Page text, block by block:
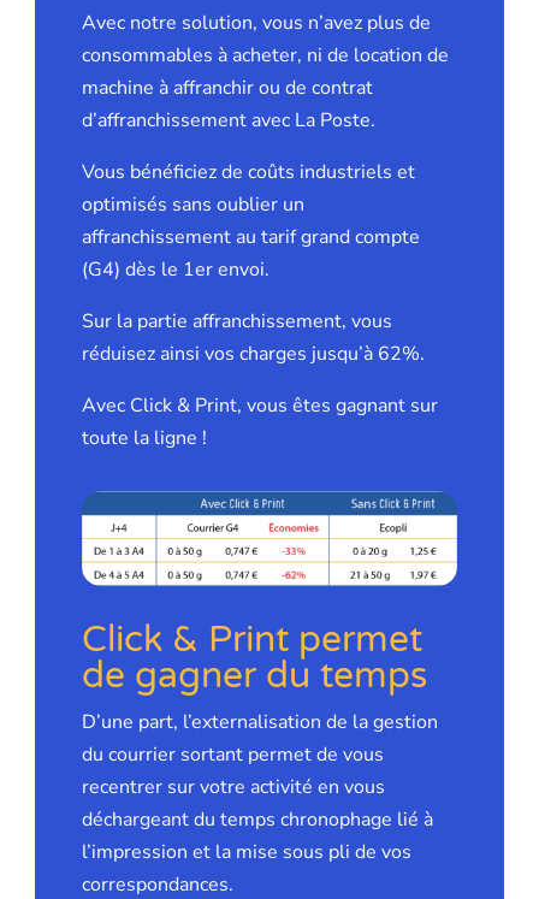
Avec notre solution, vous n’avez plus de
consommables à acheter, ni de location de
machine à affranchir ou de contrat
d’affranchissement avec La Poste.
Vous bénéficiez de coûts industriels et
optimisés sans oublier un
affranchissement au tarif grand compte
(G4) dès le 1er envoi.
Sur la partie affranchissement, vous
réduisez ainsi vos charges jusqu’à 62%.
Avec Click & Print, vous êtes gagnant sur
toute la ligne !
Click & Print permet
de gagner du temps
D’une part, l’externalisation de la gestion
du courrier sortant permet de vous
recentrer sur votre activité en vous
déchargeant du temps chronophage lié à
l’impression et la mise sous pli de vos
correspondances.